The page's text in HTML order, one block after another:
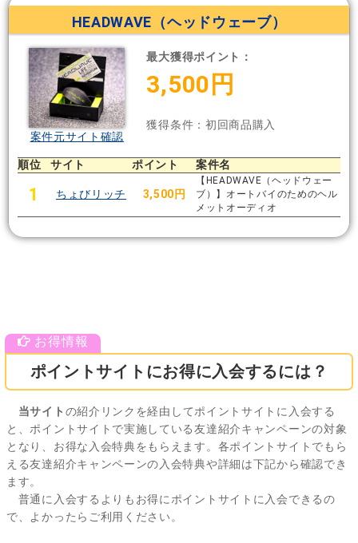
HEADWAVE（ヘッドウェーブ）
案件元サイト確認
最大獲得ポイント：
3,500円
獲得条件：初回商品購入
順位 サイト ポイント 案件名
1 ちょびリッチ 3,500円
【HEADWAVE（ヘッドウェー
ブ）】オートバイのためのヘル
メットオーディオ
ポイントサイトにお得に入会するには？
当サイト の紹介リンクを経由してポイントサイトに入会する
と、ポイントサイトで実施している友達紹介キャンペーンの対象
となり、お得な入会特典をもらえます。各ポイントサイトでもら
える友達紹介キャンペーンの入会特典や詳細は下記から確認でき
ます。
普通に入会するよりもお得にポイントサイトに入会できるの
で、よかったらご利用ください。